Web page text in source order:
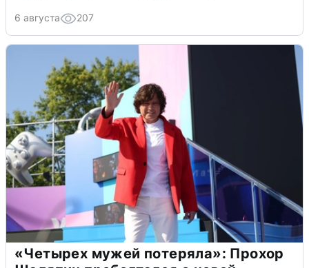
6 августа 207
«Четырех мужей потеряла»: Прохор